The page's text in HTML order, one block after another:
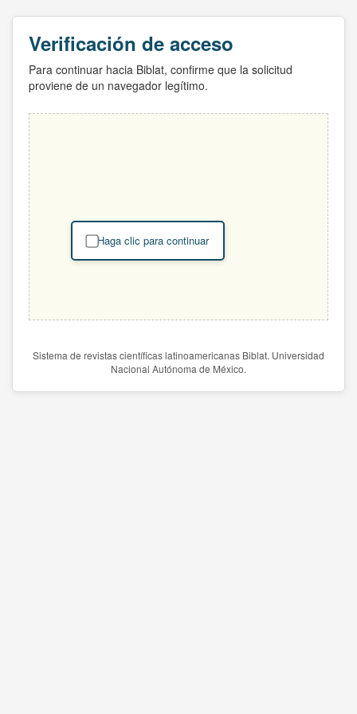
Verificación de acceso
Para continuar hacia Biblat, confirme que la solicitud
proviene de un navegador legítimo.
Haga clic para continuar
Sistema de revistas científicas latinoamericanas Biblat. Universidad
Nacional Autónoma de México.